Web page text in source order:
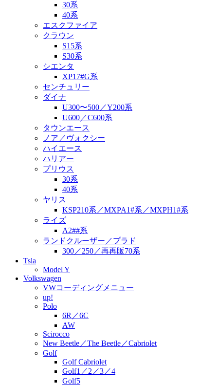
30系
40系
エスクファイア
クラウン
S15系
S30系
シエンタ
XP17#G系
センチュリー
ダイナ
U300〜500／Y200系
U600／C600系
タウンエース
ノア／ヴォクシー
ハイエース
ハリアー
プリウス
30系
40系
ヤリス
KSP210系／MXPA1#系／MXPH1#系
ライズ
A2##系
ランドクルーザー／プラド
300／250／再再販70系
Tsla
Model Y
Volkswagen
VWコーディングメニュー
up!
Polo
6R／6C
AW
Scirocco
New Beetle／The Beetle／Cabriolet
Golf
Golf Cabriolet
Golf1／2／3／4
Golf5